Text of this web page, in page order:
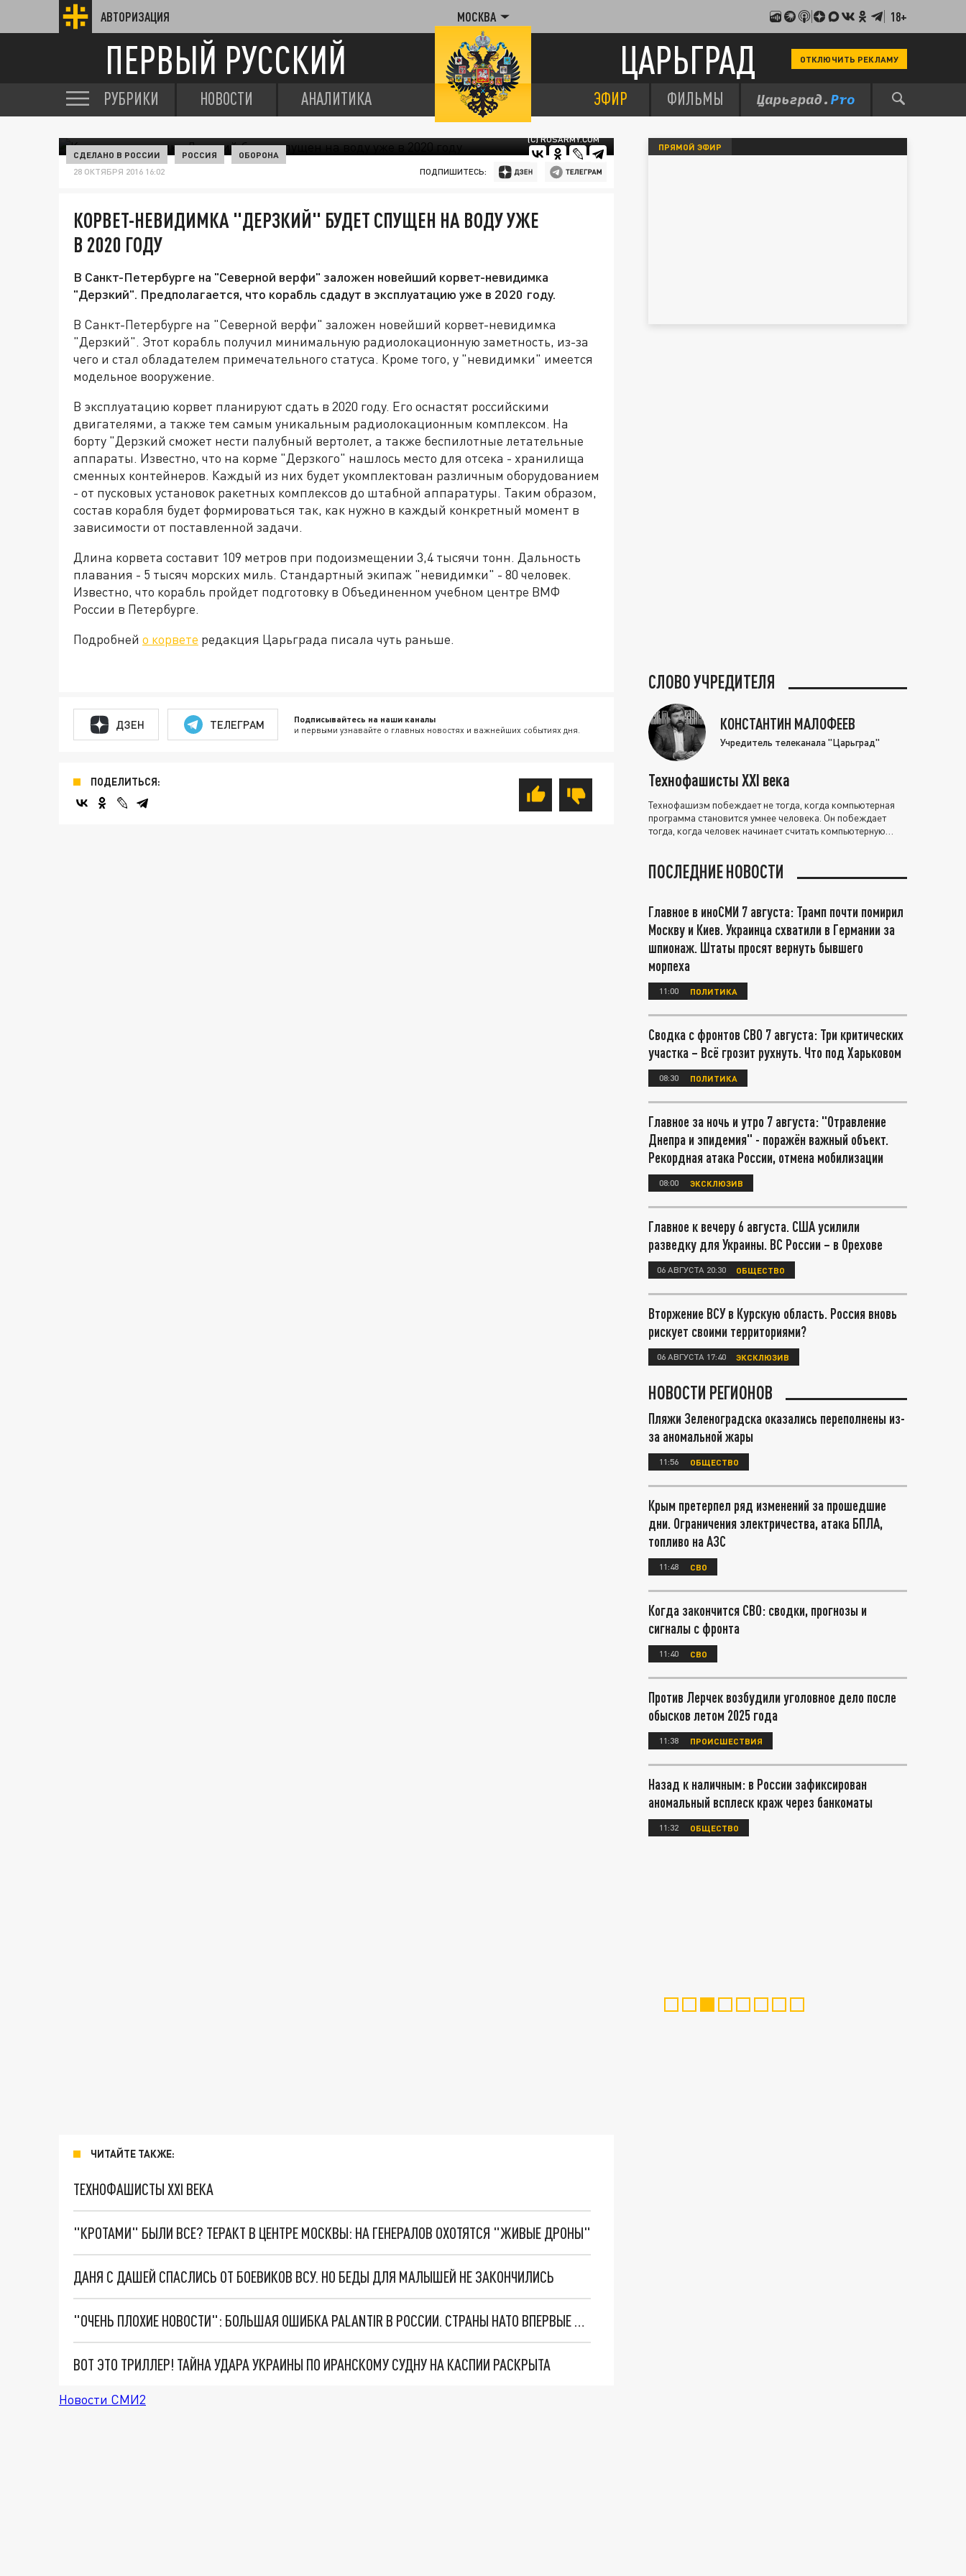
АВТОРИЗАЦИЯ МОСКВА 18+
ПЕРВЫЙ РУССКИЙ ЦАРЬГРАД ОТКЛЮЧИТЬ РЕКЛАМУ
РУБРИКИ НОВОСТИ АНАЛИТИКА ЭФИР ФИЛЬМЫ
(С) RUSARMY.COM
СДЕЛАНО В РОССИИ РОССИЯ ОБОРОНА
28 ОКТЯБРЯ 2016 16:02 ПОДПИШИТЕСЬ:
КОРВЕТ-НЕВИДИМКА "ДЕРЗКИЙ" БУДЕТ СПУЩЕН НА ВОДУ УЖЕ
В 2020 ГОДУ
В Санкт-Петербурге на "Северной верфи" заложен новейший корвет-невидимка
"Дерзкий". Предполагается, что корабль сдадут в эксплуатацию уже в 2020 году.
В Санкт-Петербурге на "Северной верфи" заложен новейший корвет-невидимка
"Дерзкий". Этот корабль получил минимальную радиолокационную заметность, из-за
чего и стал обладателем примечательного статуса. Кроме того, у "невидимки" имеется
модельное вооружение.
В эксплуатацию корвет планируют сдать в 2020 году. Его оснастят российскими
двигателями, а также тем самым уникальным радиолокационным комплексом. На
борту "Дерзкий сможет нести палубный вертолет, а также беспилотные летательные
аппараты. Известно, что на корме "Дерзкого" нашлось место для отсека - хранилища
сменных контейнеров. Каждый из них будет укомплектован различным оборудованием
- от пусковых установок ракетных комплексов до штабной аппаратуры. Таким образом,
состав корабля будет формироваться так, как нужно в каждый конкретный момент в
зависимости от поставленной задачи.
Длина корвета составит 109 метров при подоизмещении 3,4 тысячи тонн. Дальность
плавания - 5 тысяч морских миль. Стандартный экипаж "невидимки" - 80 человек.
Известно, что корабль пройдет подготовку в Объединенном учебном центре ВМФ
России в Петербурге.
Подробней о корвете редакция Царьграда писала чуть раньше.
ДЗЕН ТЕЛЕГРАМ Подписывайтесь на наши каналы
и первыми узнавайте о главных новостях и важнейших событиях дня.
ПОДЕЛИТЬСЯ:
ЧИТАЙТЕ ТАКЖЕ:
ТЕХНОФАШИСТЫ XXI ВЕКА
"КРОТАМИ" БЫЛИ ВСЕ? ТЕРАКТ В ЦЕНТРЕ МОСКВЫ: НА ГЕНЕРАЛОВ ОХОТЯТСЯ "ЖИВЫЕ ДРОНЫ"
ДАНЯ С ДАШЕЙ СПАСЛИСЬ ОТ БОЕВИКОВ ВСУ. НО БЕДЫ ДЛЯ МАЛЫШЕЙ НЕ ЗАКОНЧИЛИСЬ
"ОЧЕНЬ ПЛОХИЕ НОВОСТИ": БОЛЬШАЯ ОШИБКА PALANTIR В РОССИИ. СТРАНЫ НАТО ВПЕРВЫЕ ЗА СВО ОСТАНОВИЛИ ПОСТАВКИ ОРУЖИЯ. ВСУ ТЕРЯЮТ ПРИГРАНИЧЬЕ?
ВОТ ЭТО ТРИЛЛЕР! ТАЙНА УДАРА УКРАИНЫ ПО ИРАНСКОМУ СУДНУ НА КАСПИИ РАСКРЫТА
Новости СМИ2
ПРЯМОЙ ЭФИР
СЛОВО УЧРЕДИТЕЛЯ
КОНСТАНТИН МАЛОФЕЕВ
Учредитель телеканала "Царьград"
Технофашисты XXI века
Технофашизм побеждает не тогда, когда компьютерная
программа становится умнее человека. Он побеждает
тогда, когда человек начинает считать компьютерную
ПОСЛЕДНИЕ НОВОСТИ
Главное в иноСМИ 7 августа: Трамп почти помирил
Москву и Киев. Украинца схватили в Германии за
шпионаж. Штаты просят вернуть бывшего
морпеха
11:00 ПОЛИТИКА
Сводка с фронтов СВО 7 августа: Три критических
участка – Всё грозит рухнуть. Что под Харьковом
08:30 ПОЛИТИКА
Главное за ночь и утро 7 августа: "Отравление
Днепра и эпидемия" - поражён важный объект.
Рекордная атака России, отмена мобилизации
08:00 ЭКСКЛЮЗИВ
Главное к вечеру 6 августа. США усилили
разведку для Украины. ВС России – в Орехове
06 АВГУСТА 20:30 ОБЩЕСТВО
Вторжение ВСУ в Курскую область. Россия вновь
рискует своими территориями?
06 АВГУСТА 17:40 ЭКСКЛЮЗИВ
НОВОСТИ РЕГИОНОВ
Пляжи Зеленоградска оказались переполнены из-
за аномальной жары
11:56 ОБЩЕСТВО
Крым претерпел ряд изменений за прошедшие
дни. Ограничения электричества, атака БПЛА,
топливо на АЗС
11:48 СВО
Когда закончится СВО: сводки, прогнозы и
сигналы с фронта
11:40 СВО
Против Лерчек возбудили уголовное дело после
обысков летом 2025 года
11:38 ПРОИСШЕСТВИЯ
Назад к наличным: в России зафиксирован
аномальный всплеск краж через банкоматы
11:32 ОБЩЕСТВО